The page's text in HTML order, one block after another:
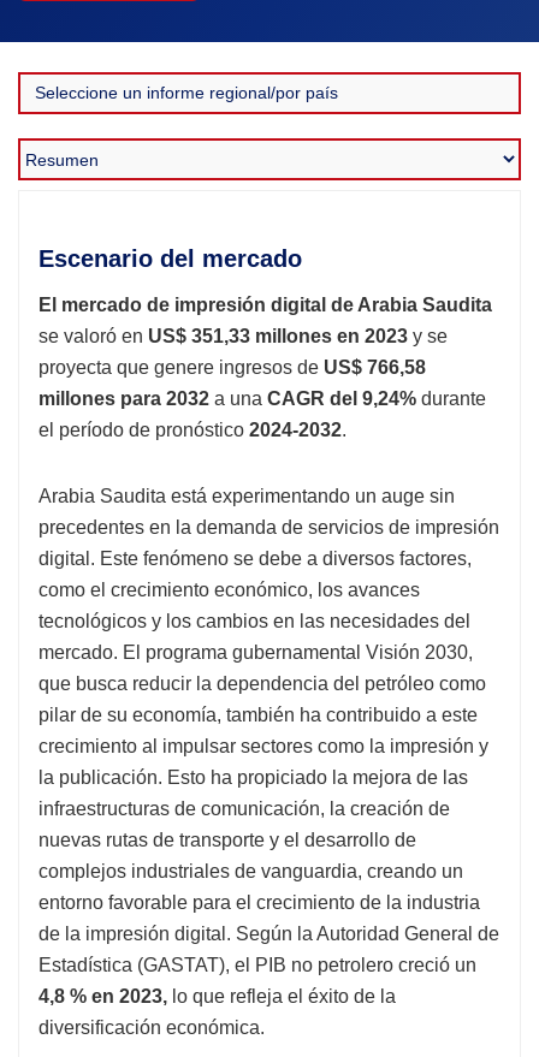
Escenario del mercado
El mercado de impresión digital de Arabia Saudita
se valoró en US$ 351,33 millones en 2023 y se
proyecta que genere ingresos de US$ 766,58
millones para 2032 a una CAGR del 9,24% durante
el período de pronóstico 2024-2032.
Arabia Saudita está experimentando un auge sin
precedentes en la demanda de servicios de impresión
digital. Este fenómeno se debe a diversos factores,
como el crecimiento económico, los avances
tecnológicos y los cambios en las necesidades del
mercado. El programa gubernamental Visión 2030,
que busca reducir la dependencia del petróleo como
pilar de su economía, también ha contribuido a este
crecimiento al impulsar sectores como la impresión y
la publicación. Esto ha propiciado la mejora de las
infraestructuras de comunicación, la creación de
nuevas rutas de transporte y el desarrollo de
complejos industriales de vanguardia, creando un
entorno favorable para el crecimiento de la industria
de la impresión digital. Según la Autoridad General de
Estadística (GASTAT), el PIB no petrolero creció un
4,8 % en 2023, lo que refleja el éxito de la
diversificación económica.